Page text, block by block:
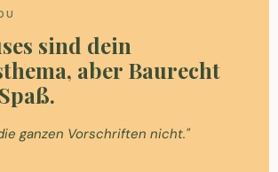
sind dein
aber Baurecht
ganzen Vorschriften nicht."